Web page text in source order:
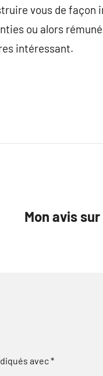
vous de façon
ou alors
intéressant.
Mon avis
avec*